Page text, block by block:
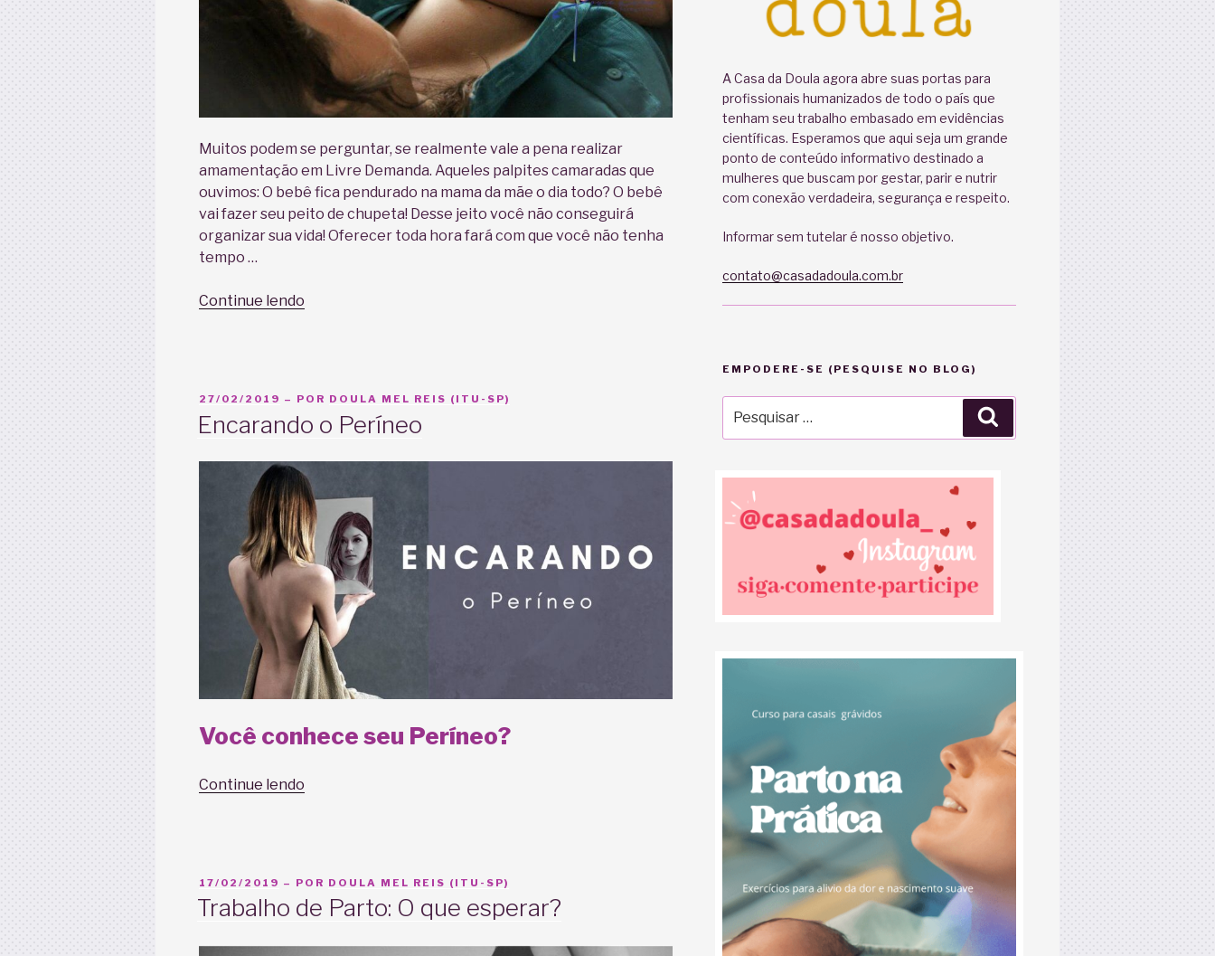
Muitos podem se perguntar, se realmente vale a pena realizar
amamentação em Livre Demanda. Aqueles palpites camaradas que
ouvimos: O bebê fica pendurado na mama da mãe o dia todo? O bebê
vai fazer seu peito de chupeta! Desse jeito você não conseguirá
organizar sua vida! Oferecer toda hora fará com que você não tenha
tempo …
Continue lendo
PUBLICADO
27/02/2019 – POR DOULA MEL REIS (ITU-SP)
Encarando o Períneo
Você conhece seu Períneo?
Continue lendo
PUBLICADO
17/02/2019 – POR DOULA MEL REIS (ITU-SP)
Trabalho de Parto: O que esperar?
A Casa da Doula agora abre suas portas para
profissionais humanizados de todo o país que
tenham seu trabalho embasado em evidências
científicas. Esperamos que aqui seja um grande
ponto de conteúdo informativo destinado a
mulheres que buscam por gestar, parir e nutrir
com conexão verdadeira, segurança e respeito.
Informar sem tutelar é nosso objetivo.
contato@casadadoula.com.br
EMPODERE-SE (PESQUISE NO BLOG)
por: